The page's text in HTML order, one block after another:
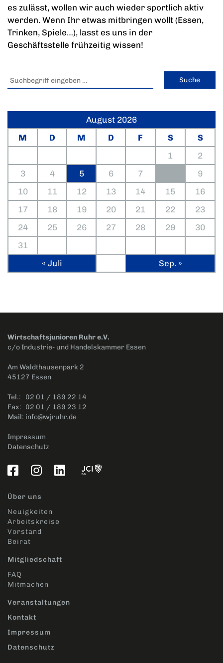
es zulässt, wollen wir auch wieder sportlich aktiv
werden. Wenn Ihr etwas mitbringen wollt (Essen,
Trinken, Spiele…), lasst es uns in der
Geschäftsstelle frühzeitig wissen!
August 2026
M
D M D F S
S
1
2
3
4 5 6 7
9
10
11 12 13 14 15
16
17
18 19 20 21 22
23
24
25 26 27 28 29
30
31
« Juli
Sep. »
Wirtschaftsjunioren Ruhr e.V.
c/o Industrie- und Handelskammer Essen
Am Waldthausenpark 2
45127 Essen
Tel.:
02 01 / 189 22 14
Fax: 02 01 / 189 23 12
Mail: info@wjruhr.de
Impressum
Datenschutz
Über uns
Neuigkeiten
Arbeitskreise
Vorstand
Beirat
Mitgliedschaft
FAQ
Mitmachen
Veranstaltungen
Kontakt
Impressum
Datenschutz